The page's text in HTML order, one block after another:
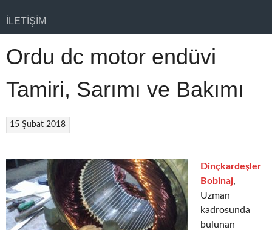
İLETIŞIM
Ordu dc motor endüvi
Tamiri, Sarımı ve Bakımı
15 Şubat 2018
Dinçkardeşler
Bobinaj,
Uzman
kadrosunda
bulunan